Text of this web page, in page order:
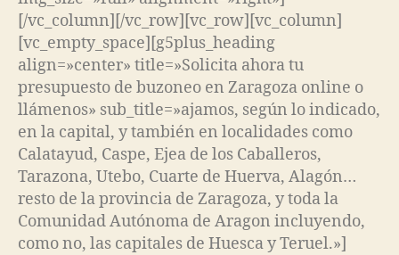
[/vc_column][/vc_row][vc_row][vc_column]
[vc_empty_space][g5plus_heading
align=»center» title=»Solicita ahora tu
presupuesto de buzoneo en Zaragoza online o
llámenos» sub_title=»ajamos, según lo indicado,
en la capital, y también en localidades como
Calatayud, Caspe, Ejea de los Caballeros,
Tarazona, Utebo, Cuarte de Huerva, Alagón…
resto de la provincia de Zaragoza, y toda la
Comunidad Autónoma de Aragon incluyendo,
como no, las capitales de Huesca y Teruel.»]